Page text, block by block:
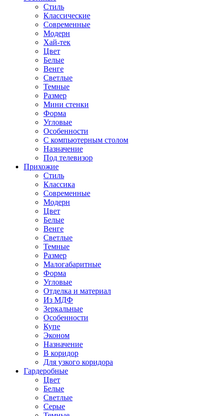
Стиль
Классические
Современные
Модерн
Хай-тек
Цвет
Белые
Венге
Светлые
Темные
Размер
Мини стенки
Форма
Угловые
Особенности
С компьютерным столом
Назначение
Под телевизор
Прихожие
Стиль
Классика
Современные
Модерн
Цвет
Белые
Венге
Светлые
Темные
Размер
Малогабаритные
Форма
Угловые
Отделка и материал
Из МДФ
Зеркальные
Особенности
Купе
Эконом
Назначение
В коридор
Для узкого коридора
Гардеробные
Цвет
Белые
Светлые
Серые